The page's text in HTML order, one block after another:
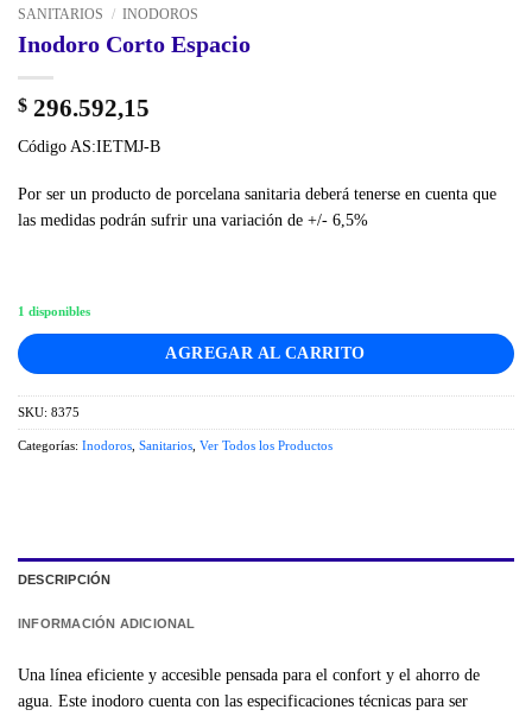
SANITARIOS / INODOROS
Inodoro Corto Espacio
$ 296.592,15
Código AS:IETMJ-B
Por ser un producto de porcelana sanitaria deberá tenerse en cuenta que
las medidas podrán sufrir una variación de +/- 6,5%
1 disponibles
AGREGAR AL CARRITO
SKU: 8375
Categorías: Inodoros Sanitarios Ver Todos los Productos
DESCRIPCIÓN
INFORMACIÓN ADICIONAL
Una línea eficiente y accesible pensada para el confort y el ahorro de
agua. Este inodoro cuenta con las especificaciones técnicas para ser